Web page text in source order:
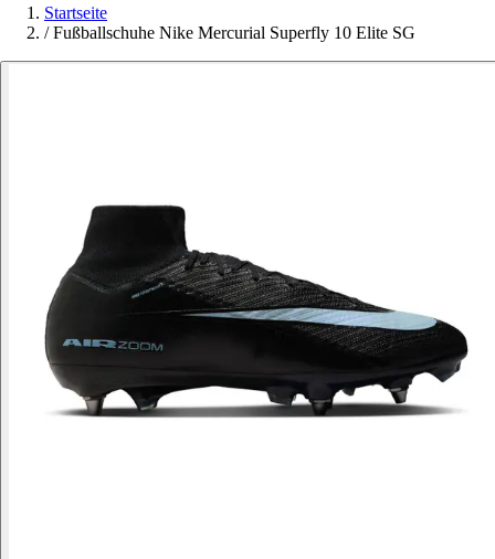
Startseite
/ Fußballschuhe Nike Mercurial Superfly 10 Elite SG